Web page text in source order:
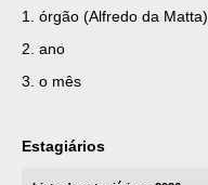
1. órgão (Alfredo da Matta)
2. ano
3. o mês
Estagiários